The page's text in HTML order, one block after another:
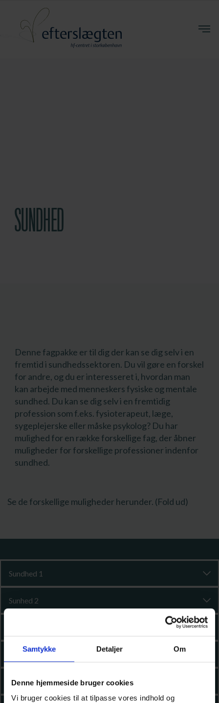
Samtykke Detaljer Om
Denne hjemmeside bruger cookies
Vi bruger cookies til at tilpasse vores indhold og
SUNDHED
Denne fagpakke er til dig der kan se dig selv i en
fremtid i sundhedssektoren. Du vil gøre en forskel
for andre, og du er interesseret i, hvordan man
kan arbejde med menneskers fysiske og mentale
sundhed. Du kan se dig selv i en fremtidig
profession som f.eks. fysioterapeut, læge,
sygeplejerske eller måske psykolog? Du har
mulighed for en række forskellige fag, der åbner
muligheder for forskellige professioner indenfor
sundhed.
Se de forskellige muligheder herunder. (Fold ud)
Sundhed 1
Sunhed 2
Sundhed 4
Sundhed 5